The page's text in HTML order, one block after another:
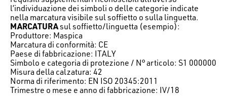
l’individuazione dei simboli o delle categorie indicate
nella marcatura visibile sul soffietto o sulla linguetta.
MARCATURAsul soffietto/linguetta (esempio):
Produttore: Maspica
Marcatura di conformità: CE
Paese di fabbricazione: ITALY
Simbolo e categoria di protezione / N° articolo: S1 000000
Misura della calzatura: 42
Norma di riferimento: EN ISO 20345:2011
Trimestre o mese e anno di fabbricazione: IV/18